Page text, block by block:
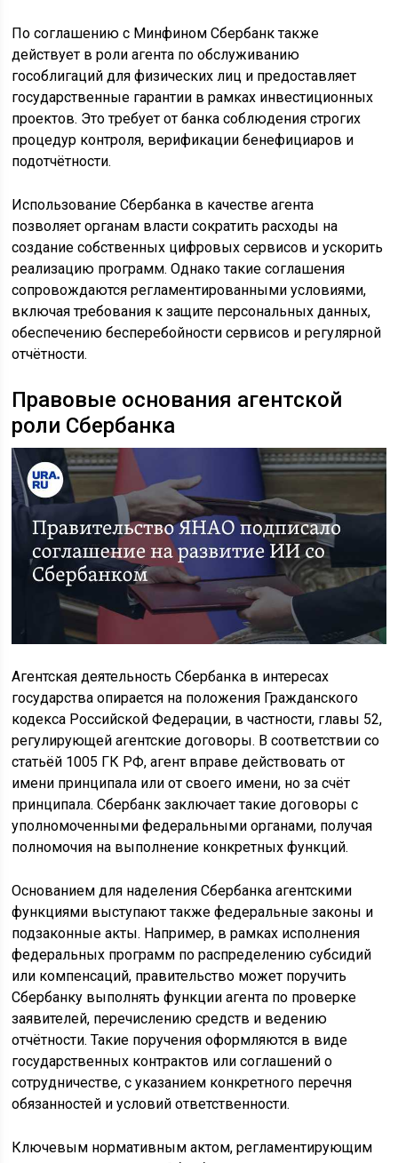
По соглашению с Минфином Сбербанк также
действует в роли агента по обслуживанию
гособлигаций для физических лиц и предоставляет
государственные гарантии в рамках инвестиционных
проектов. Это требует от банка соблюдения строгих
процедур контроля, верификации бенефициаров и
подотчётности.
Использование Сбербанка в качестве агента
позволяет органам власти сократить расходы на
создание собственных цифровых сервисов и ускорить
реализацию программ. Однако такие соглашения
сопровождаются регламентированными условиями,
включая требования к защите персональных данных,
обеспечению бесперебойности сервисов и регулярной
отчётности.
Правовые основания агентской
роли Сбербанка
Агентская деятельность Сбербанка в интересах
государства опирается на положения Гражданского
кодекса Российской Федерации, в частности, главы 52,
регулирующей агентские договоры. В соответствии со
статьёй 1005 ГК РФ, агент вправе действовать от
имени принципала или от своего имени, но за счёт
принципала. Сбербанк заключает такие договоры с
уполномоченными федеральными органами, получая
полномочия на выполнение конкретных функций.
Основанием для наделения Сбербанка агентскими
функциями выступают также федеральные законы и
подзаконные акты. Например, в рамках исполнения
федеральных программ по распределению субсидий
или компенсаций, правительство может поручить
Сбербанку выполнять функции агента по проверке
заявителей, перечислению средств и ведению
отчётности. Такие поручения оформляются в виде
государственных контрактов или соглашений о
сотрудничестве, с указанием конкретного перечня
обязанностей и условий ответственности.
Ключевым нормативным актом, регламентирующим